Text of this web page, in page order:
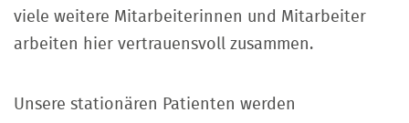
viele weitere Mitarbeiterinnen und Mitarbeiter
arbeiten hier vertrauensvoll zusammen.
Unsere stationären Patienten werden